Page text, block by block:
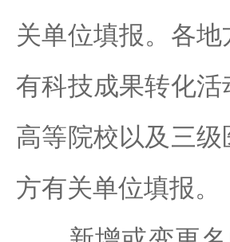
关单位填报。各
有科技成果转化
高等院校以及三
方有关单位填报。